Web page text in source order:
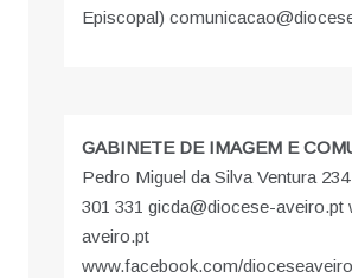
Episcopal)
GABINETE DE IMAGEM E
Pedro Miguel da Silva Ventura
301 331 gicda@diocese-aveiro.pt
aveiro.pt
www.facebook.com/dioceseaveiro